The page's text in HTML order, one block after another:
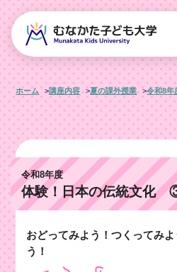
ホーム 講座内容 夏の課外授業 令和8年
令和8年度
体験！日本の伝統文化
おどってみよう！つくってみ
う！